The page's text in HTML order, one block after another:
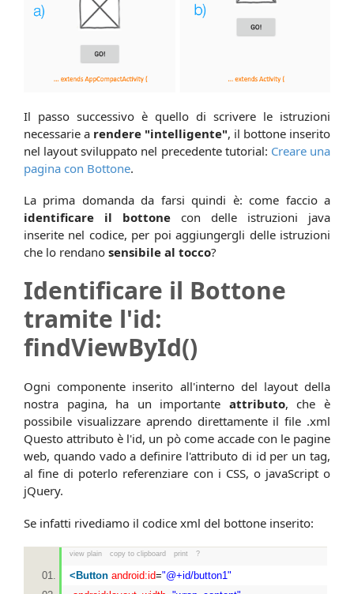
Il passo successivo è quello di scrivere le istruzioni
necessarie a rendere "intelligente", il bottone inserito
nel layout sviluppato nel precedente tutorial: Creare una
pagina con Bottone.
La prima domanda da farsi quindi è: come faccio a
identificare il bottone con delle istruzioni java
inserite nel codice, per poi aggiungergli delle istruzioni
che lo rendano sensibile al tocco?
Identificare il Bottone
tramite l'id:
findViewById()
Ogni componente inserito all'interno del layout della
nostra pagina, ha un importante attributo, che è
possibile visualizzare aprendo direttamente il file .xml
Questo attributo è l'id, un pò come accade con le pagine
web, quando vado a definire l'attributo di id per un tag,
al fine di poterlo referenziare con i CSS, o javaScript o
jQuery.
Se infatti rivediamo il codice xml del bottone inserito:
view plain copy to clipboard print ?
< Button android:id="@+id/button1"